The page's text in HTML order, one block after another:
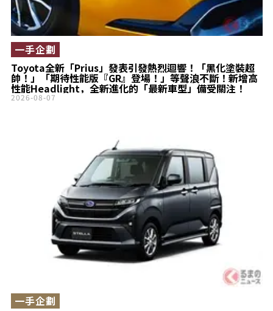
Toyota全新「Prius」發表引發熱烈迴響！「黑化塗裝超
帥！」「期待性能版『GR』登場！」等聲浪不斷！新增高
性能Headlight，全新進化的「最新車型」備受關注！
一手企劃
2026-08-07
一手企劃